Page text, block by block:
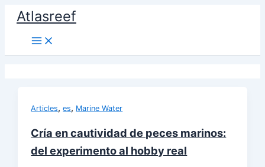
contenido
Atlasreef
Articles,es, Marine Water
Cría en cautividad de peces marinos:
del experimento al hobby real